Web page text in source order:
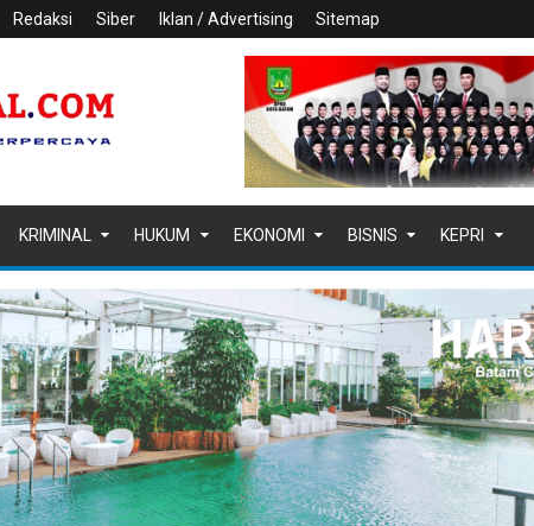
Redaksi Siber Iklan / Advertising Sitemap
KRIMINAL HUKUM EKONOMI BISNIS KEPRI